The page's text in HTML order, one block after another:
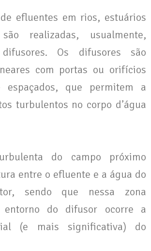
efluentes em rios, estuários
realizadas, usualmente,
Os difusores são
com portas ou orifícios
espaçados, que permitem a
turbulentos no corpo d’água
do campo próximo
entre o efluente e a água do
sendo que nessa zona
do difusor ocorre a
(e mais significativa) do